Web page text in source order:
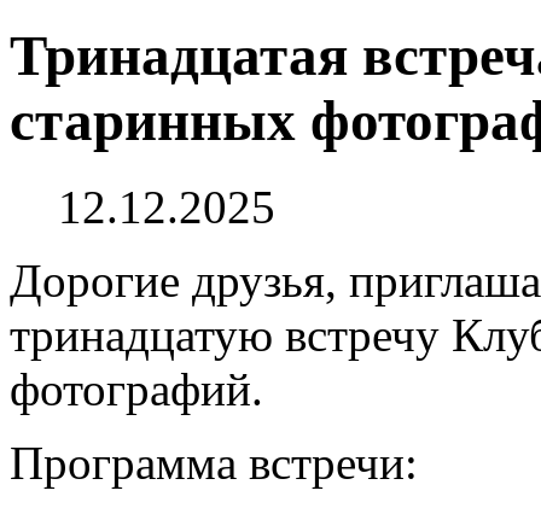
Тринадцатая
старинных
12.12.2025
Дорогие друзья,
тринадцатую встречу
фотографий.
Программа встречи: